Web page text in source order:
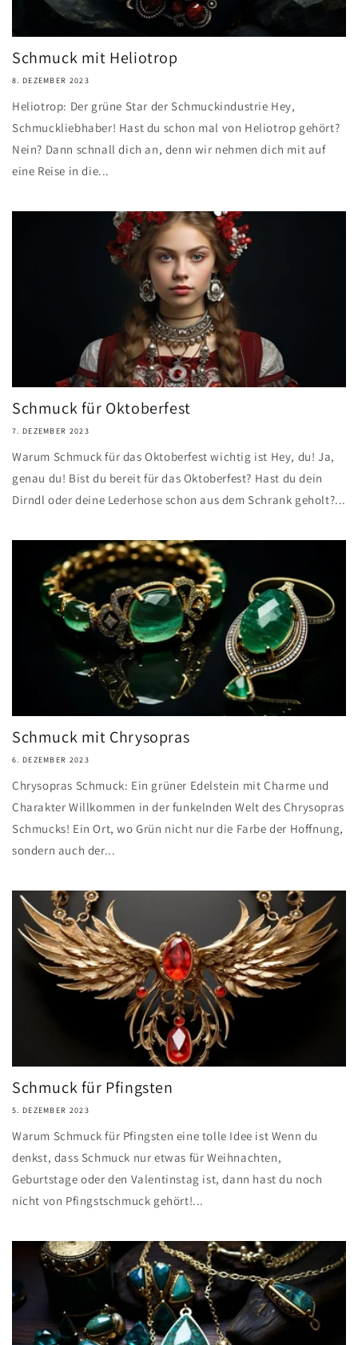
Schmuck mit Heliotrop
8. DEZEMBER 2023
Heliotrop: Der grüne Star der Schmuckindustrie Hey,
Schmuckliebhaber! Hast du schon mal von Heliotrop gehört?
Nein? Dann schnall dich an, denn wir nehmen dich mit auf
eine Reise in die...
Schmuck für Oktoberfest
7. DEZEMBER 2023
Warum Schmuck für das Oktoberfest wichtig ist Hey, du! Ja,
genau du! Bist du bereit für das Oktoberfest? Hast du dein
Dirndl oder deine Lederhose schon aus dem Schrank geholt?...
Schmuck mit Chrysopras
6. DEZEMBER 2023
Chrysopras Schmuck: Ein grüner Edelstein mit Charme und
Charakter Willkommen in der funkelnden Welt des Chrysopras
Schmucks! Ein Ort, wo Grün nicht nur die Farbe der Hoffnung,
sondern auch der...
Schmuck für Pfingsten
5. DEZEMBER 2023
Warum Schmuck für Pfingsten eine tolle Idee ist Wenn du
denkst, dass Schmuck nur etwas für Weihnachten,
Geburtstage oder den Valentinstag ist, dann hast du noch
nicht von Pfingstschmuck gehört!...